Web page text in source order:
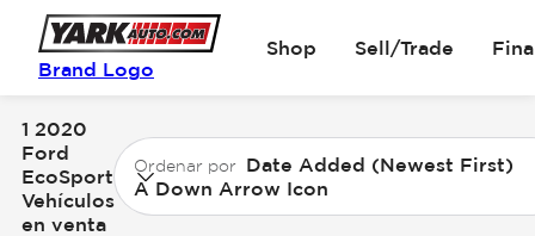
Brand Logo
Shop Sell/Trade
1 2020
Ford
EcoSport
Vehículos
en venta
Ordenar por Date Added (Newest First)
A Down Arrow Icon